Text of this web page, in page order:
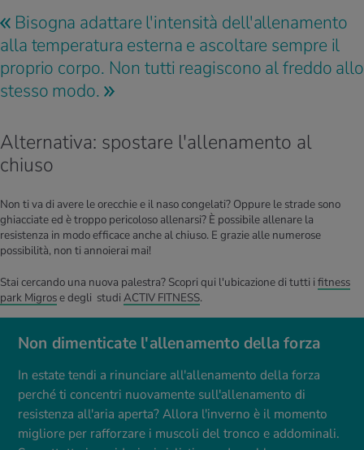
Bisogna adattare l'intensità dell'allenamento
alla temperatura esterna e ascoltare sempre il
proprio corpo. Non tutti reagiscono al freddo allo
stesso modo.
Alternativa: spostare l'allenamento al
chiuso
Non dimenticate l'allenamento della forza
In estate tendi a rinunciare all'allenamento della forza
perché ti concentri nuovamente sull'allenamento di
resistenza all'aria aperta? Allora l'inverno è il momento
migliore per rafforzare i muscoli del tronco e addominali.
Non ti va di avere le orecchie e il naso congelati? Oppure le strade sono
ghiacciate ed è troppo pericoloso allenarsi? È possibile allenare la
resistenza in modo efficace anche al chiuso. E grazie alle numerose
possibilità, non ti annoierai mai!
Stai cercando una nuova palestra? Scopri qui l'ubicazione di tutti i fitness
park Migrose degli studi ACTIV FITNESS.